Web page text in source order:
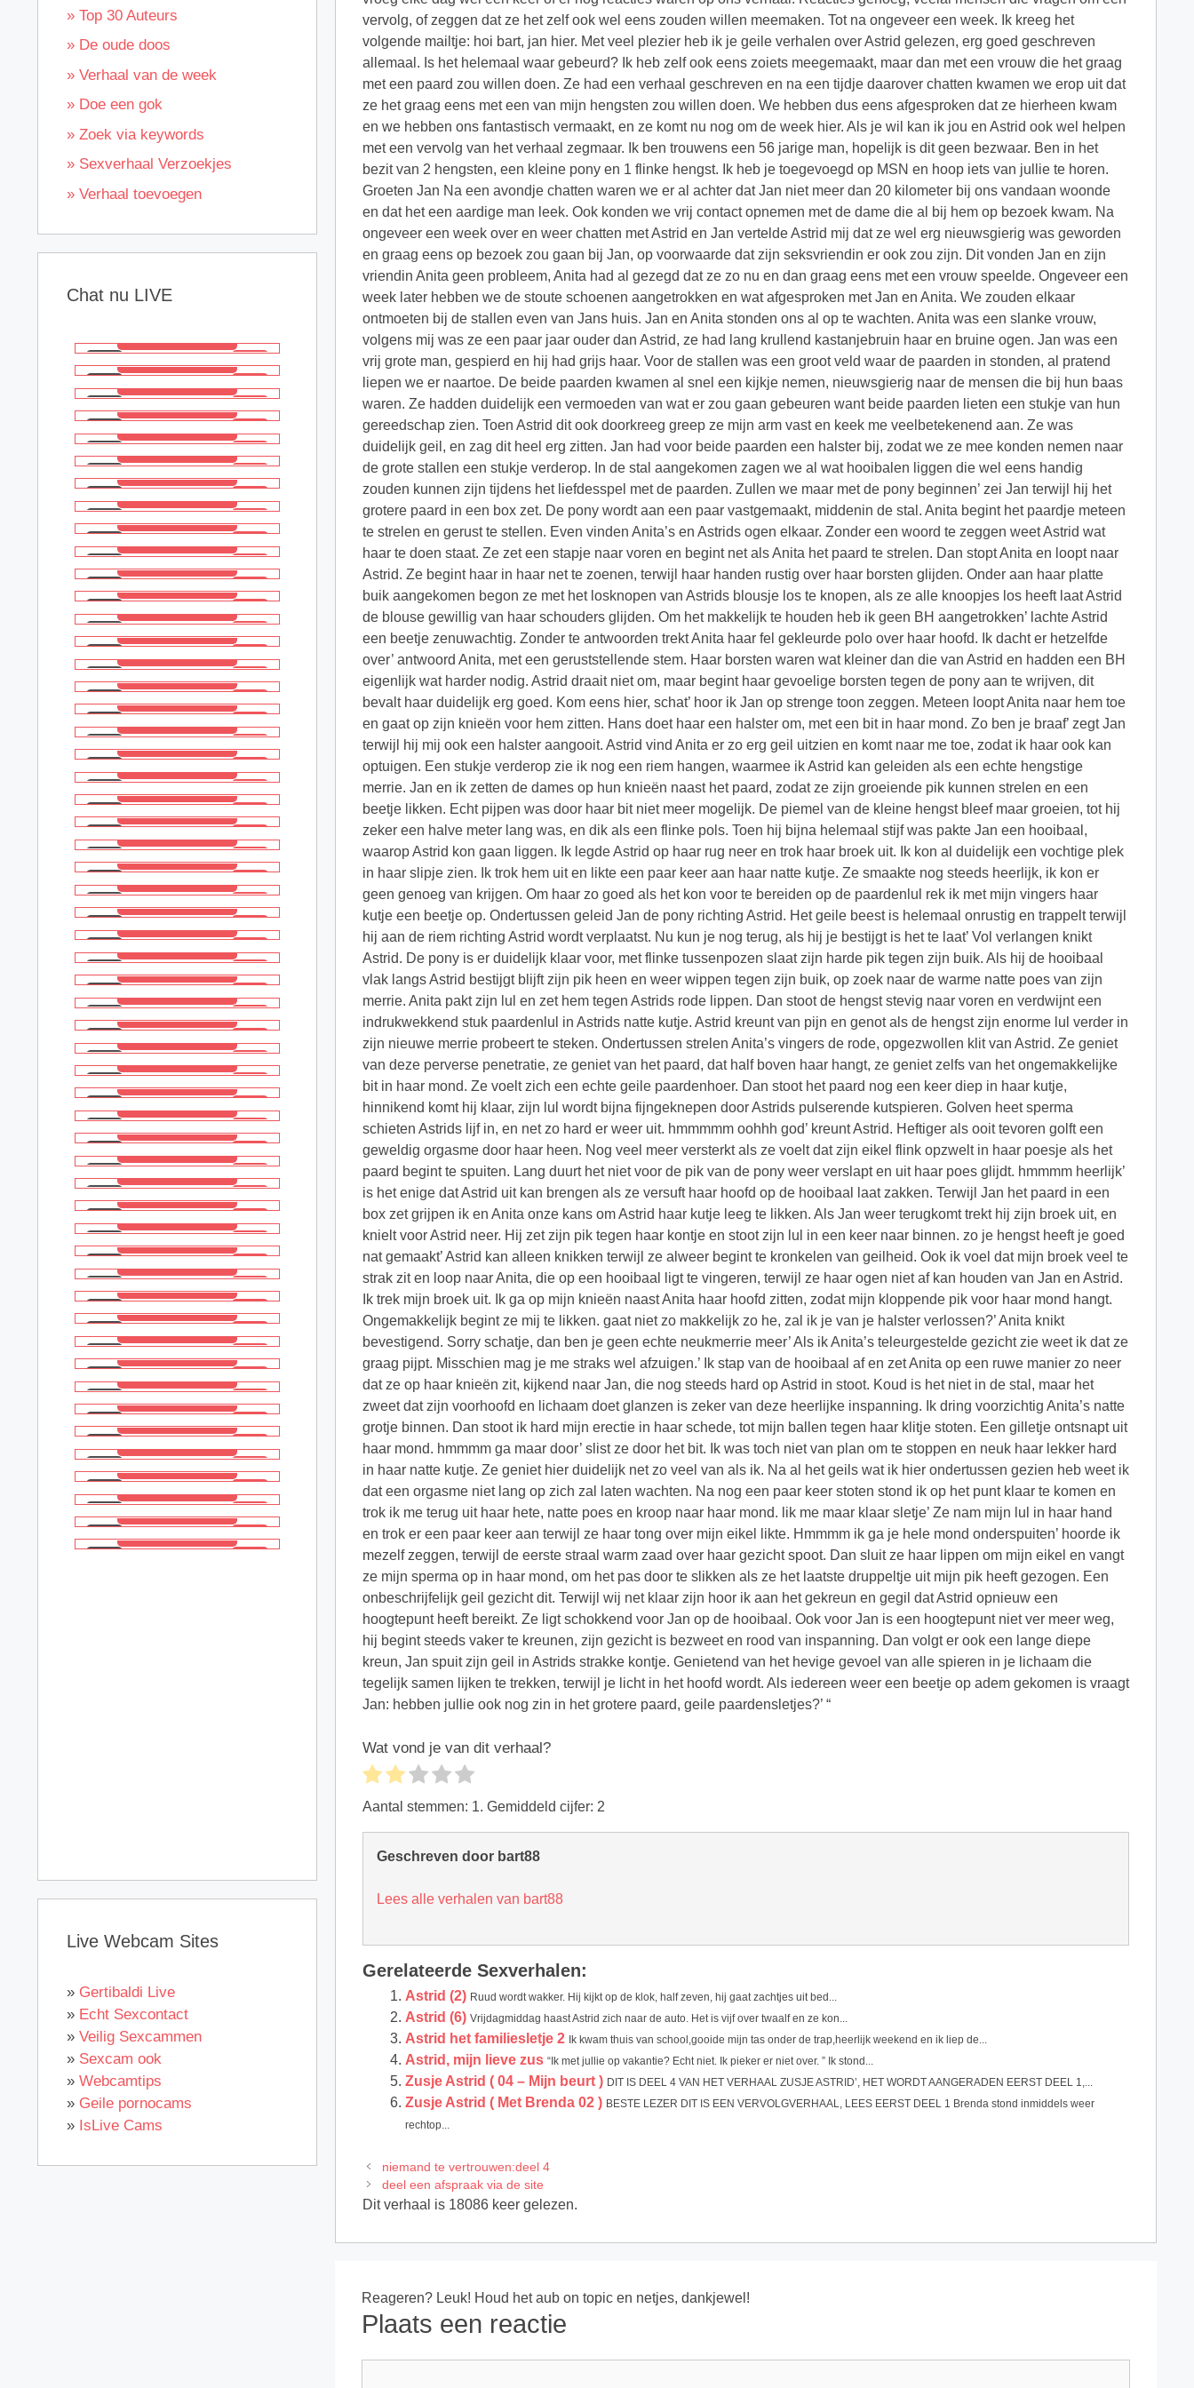
Wat vond je van dit verhaal?
Aantal stemmen: 1. Gemiddeld cijfer: 2
Geschreven door bart88
Lees alle verhalen van bart88
Gerelateerde Sexverhalen:
Astrid (2) Ruud wordt wakker. Hij kijkt op de klok, half zeven, hij gaat zachtjes uit bed...
Astrid (6) Vrijdagmiddag haast Astrid zich naar de auto. Het is vijf over twaalf en ze kon...
Astrid het familiesletje 2 Ik kwam thuis van school,gooide mijn tas onder de trap,heerlijk weekend en ik liep de...
Astrid, mijn lieve zus “Ik met jullie op vakantie? Echt niet. Ik pieker er niet over. ” Ik stond...
Zusje Astrid ( 04 – Mijn beurt ) DIT IS DEEL 4 VAN HET VERHAAL ZUSJE ASTRID’, HET WORDT AANGERADEN EERST DEEL 1,...
Zusje Astrid ( Met Brenda 02 ) BESTE LEZER DIT IS EEN VERVOLGVERHAAL, LEES EERST DEEL 1 Brenda stond inmiddels weer
rechtop...
niemand te vertrouwen:deel 4
deel een afspraak via de site
Dit verhaal is 18086 keer gelezen.
Reageren? Leuk! Houd het aub on topic en netjes, dankjewel!
Plaats een reactie
» Top 30 Auteurs
» De oude doos
» Verhaal van de week
» Doe een gok
» Zoek via keywords
» Sexverhaal Verzoekjes
» Verhaal toevoegen
Chat nu LIVE
Live Webcam Sites
» Gertibaldi Live
» Echt Sexcontact
» Veilig Sexcammen
» Sexcam ook
» Webcamtips
» Geile pornocams
» IsLive Cams